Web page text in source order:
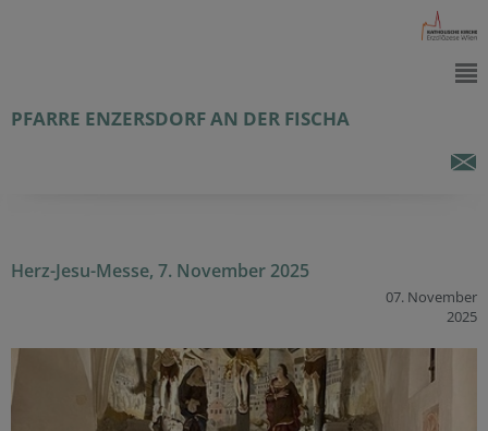
PFARRE ENZERSDORF AN DER FISCHA
Herz-Jesu-Messe, 7. November 2025
07. November
2025